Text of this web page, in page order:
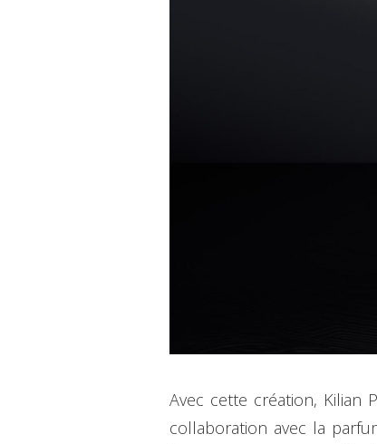
Avec cette création, Kilian
collaboration avec la